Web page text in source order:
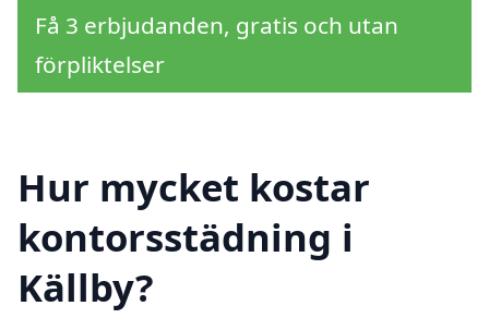
Få 3 erbjudanden, gratis och utan
förpliktelser
Hur mycket kostar
kontorsstädning i
Källby?